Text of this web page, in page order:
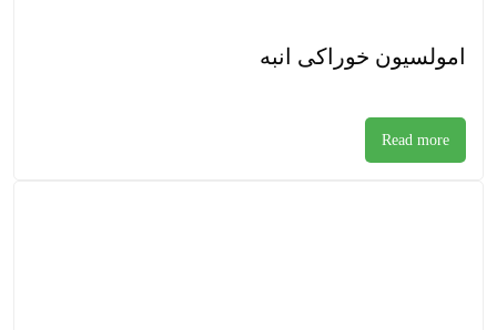
امولسیون خوراکی انبه
Read more